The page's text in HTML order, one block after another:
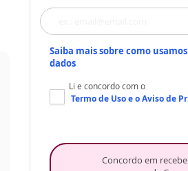
Saiba mais sobre como
dados
Li e concordo com o
Termo de Usoe oAviso de
Concordo em